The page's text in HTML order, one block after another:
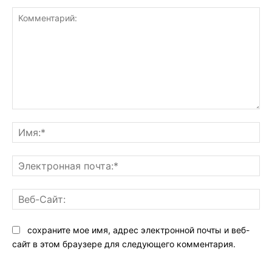
сохраните мое имя, адрес электронной почты и веб-
сайт в этом браузере для следующего комментария.